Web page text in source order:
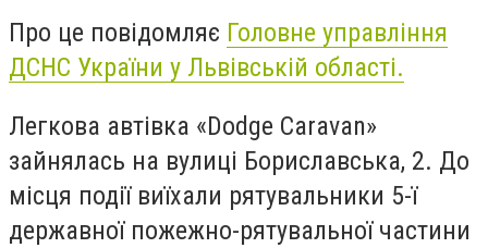
Про це повідомляє Головне управління
ДСНС України у Львівській області.
Легкова автівка «Dodge Caravan»
зайнялась на вулиці Бориславська, 2. До
місця події виїхали рятувальники 5-ї
державної пожежно-рятувальної частини